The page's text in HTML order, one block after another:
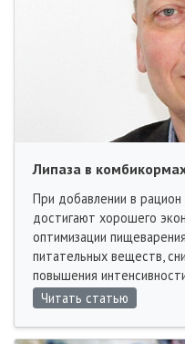
Липаза в
При добавлении в
достигают хорошего
оптимизации
питательных веществ,
повышения
Читать статью